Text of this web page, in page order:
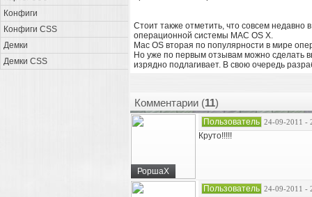
Конфиги
Конфиги CSS
Демки
Демки CSS
Стоит также отметить, что совсем недавно
операционной системы MAC OS X.
Mac OS вторая по популярности в мире
Но уже по первым отзывам можно сделать
изрядно подлагивает. В свою очередь
Комментарии (11)
РоршаХ
Пользователь 24-09-2011 -
Круто!!!!!
Пользователь 24-09-2011 -